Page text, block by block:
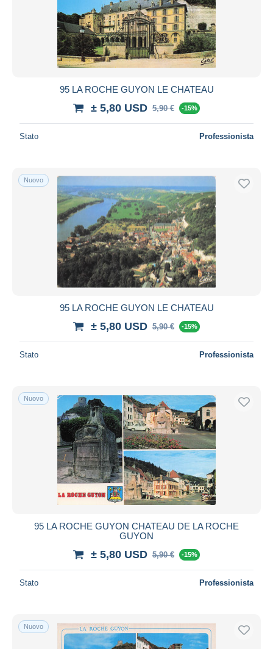
95 LA ROCHE GUYON LE CHATEAU
± 5,80 USD 5,90 € -15%
Stato Professionista
Nuovo
95 LA ROCHE GUYON LE CHATEAU
± 5,80 USD 5,90 € -15%
Stato Professionista
Nuovo
95 LA ROCHE GUYON CHATEAU DE LA ROCHE
GUYON
± 5,80 USD 5,90 € -15%
Stato Professionista
Nuovo